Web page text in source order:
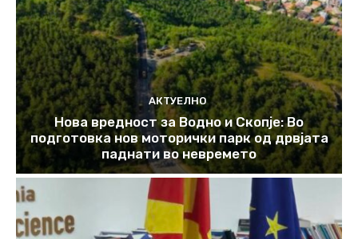
АКТУЕЛНО
Нова вредност за Водно и Скопје: Во
подготовка нов моторички парк од дрвјата
паднати во невремето